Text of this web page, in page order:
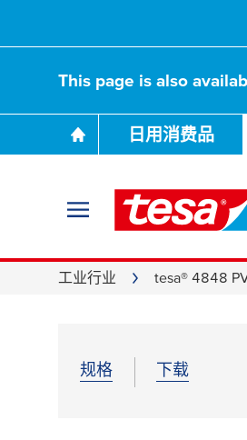
This page is also
日用消费品
工业行业 tesa® 4848
规格 下载